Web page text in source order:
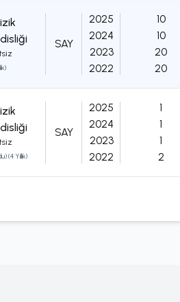
SAY
2025
2024
2023
2022
10
10
20
20
(4 Yıllık)
SAY
2025
2024
2023
2022
1
1
1
2